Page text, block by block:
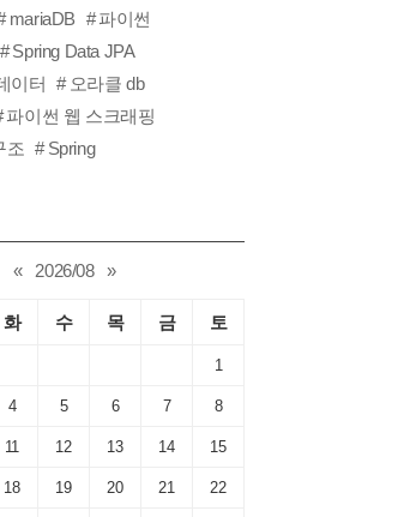
mariaDB
파이썬
Spring Data JPA
이터
오라클 db
파이썬 웹 스크래핑
조
Spring
« 2026/08 »
화 수 목 금 토
1
4 5 6 7 8
11 12 13 14 15
18 19 20 21 22